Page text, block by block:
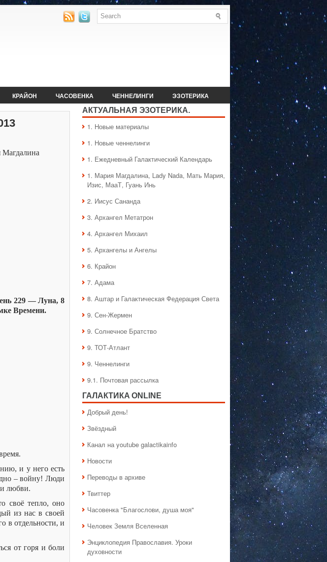
КРАЙОН ЧАСОВЕНКА ЧЕННЕЛИНГИ ЭЗОТЕРИКА
229 — Луна, 8
Времени.
и у него есть
– войну! Люди
и любви.
своё тепло, оно
из нас в своей
в отдельности, и
от горя и боли
АКТУАЛЬНАЯ ЭЗОТЕРИКА.
1. Hовые материалы
1. Hовые ченнелинги
1. Ежедневный Галактический Календарь
1. Мария Магдалина, Lady Nada, Мать Мария,
Изис, МааТ, Гуань Инь
2. Иисус Сананда
3. Архангел Метатрон
4. Архангел Михаил
5. Архангелы и Ангелы
6. Крайон
7. Адама
8. Аштар и Галактическая Федерация Света
9. Сен-Жермен
9. Солнечное Братство
9. ТОТ-Атлант
9. Ченнелинги
9.1. Почтовая рассылка
ГАЛАКТИКA ONLINE
Добрый день!
Звёздный
Канал на youtube galactikainfo
Новости
Переводы в архиве
Твиттер
Часовенка "Благослови, душа моя"
Человек Земля Вселенная
Энциклопедия Православия. Уроки
духовности